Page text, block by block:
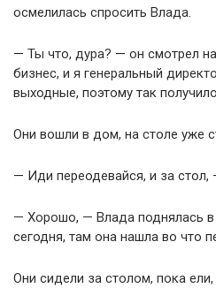
осмелилась спросить Влада.
— Ты что, дура? — он смотрел
бизнес, и я генеральный
выходные, поэтому так
Они вошли в дом, на столе уже
— Иди переодевайся, и за стол,
— Хорошо, — Влада поднялась в
сегодня, там она нашла во что
Они сидели за столом, пока